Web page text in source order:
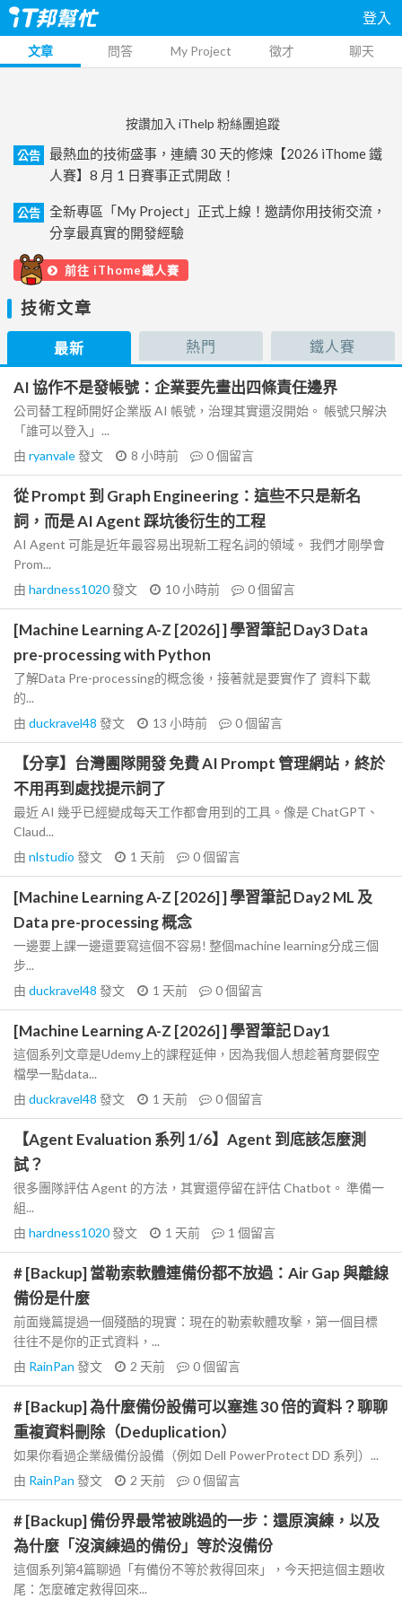
登入
文章 問答 My Project 徵才 聊天
按讚加入 iThelp 粉絲團追蹤
公告
最熱血的技術盛事，連續 30 天的修煉【2026 iThome 鐵
人賽】8 月 1 日賽事正式開啟！
公告
全新專區「My Project」正式上線！邀請你用技術交流，
分享最真實的開發經驗
前往 iThome鐵人賽
技術文章
最新 熱門 鐵人賽
AI 協作不是發帳號：企業要先畫出四條責任邊界
公司替工程師開好企業版 AI 帳號，治理其實還沒開始。 帳號只解決
「誰可以登入」...
由 ryanvale發文 8 小時前 0個留言
從 Prompt 到 Graph Engineering：這些不只是新名
詞，而是 AI Agent 踩坑後衍生的工程
AI Agent 可能是近年最容易出現新工程名詞的領域。 我們才剛學會
Prom...
由 hardness1020發文 10 小時前 0個留言
[Machine Learning A-Z [2026] ] 學習筆記 Day3 Data
pre-processing with Python
了解Data Pre-processing的概念後，接著就是要實作了 資料下載
的...
由 duckravel48 發文 13 小時前 0個留言
【分享】台灣團隊開發 免費 AI Prompt 管理網站，終於
不用再到處找提示詞了
最近 AI 幾乎已經變成每天工作都會用到的工具。像是 ChatGPT、
Claud...
由 nlstudio 發文 1 天前 0個留言
[Machine Learning A-Z [2026] ] 學習筆記 Day2 ML 及
Data pre-processing 概念
一邊要上課一邊還要寫這個不容易! 整個machine learning分成三個
步...
由 duckravel48 發文 1 天前 0個留言
[Machine Learning A-Z [2026] ] 學習筆記 Day1
這個系列文章是Udemy上的課程延伸，因為我個人想趁著育嬰假空
檔學一點data...
由 duckravel48 發文 1 天前 0個留言
【Agent Evaluation 系列 1/6】Agent 到底該怎麼測
試？
很多團隊評估 Agent 的方法，其實還停留在評估 Chatbot。 準備一
組...
由 hardness1020發文 1 天前 1 個留言
# [Backup] 當勒索軟體連備份都不放過：Air Gap 與離線
備份是什麼
前面幾篇提過一個殘酷的現實：現在的勒索軟體攻擊，第一個目標
往往不是你的正式資料，...
由 RainPan 發文 2 天前 0個留言
# [Backup] 為什麼備份設備可以塞進 30 倍的資料？聊聊
重複資料刪除（Deduplication）
如果你看過企業級備份設備（例如 Dell PowerProtect DD 系列）...
由 RainPan 發文 2 天前 0個留言
# [Backup] 備份界最常被跳過的一步：還原演練，以及
為什麼「沒演練過的備份」等於沒備份
這個系列第4篇聊過「有備份不等於救得回來」，今天把這個主題收
尾：怎麼確定救得回來...